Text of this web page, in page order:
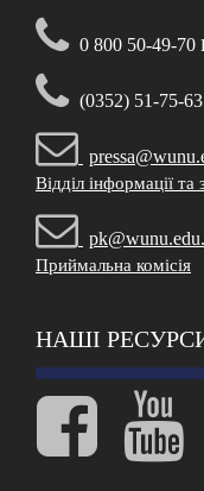
0 800 50-49-70
(0352) 51-75-63
Відділ інформації та
Приймальна комісія
НАШІ